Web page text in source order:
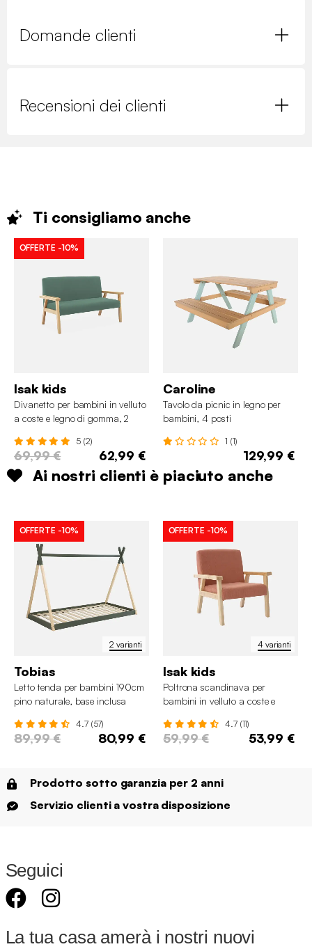
Domande clienti
Recensioni dei clienti
Ti consigliamo anche
OFFERTE -10%
Isak kids
Divanetto per bambini in velluto
a coste e legno di gomma, 2
5 (2)
69,99 € 62,99 €
Caroline
Tavolo da picnic in legno per
bambini, 4 posti
1 (1)
129,99 €
Ai nostri clienti è piaciuto anche
2 varianti
OFFERTE -10%
Tobias
Letto tenda per bambini 190cm
pino naturale, base inclusa
4.7 (57)
89,99 € 80,99 €
4 varianti
OFFERTE -10%
Isak kids
Poltrona scandinava per
bambini in velluto a coste e
4.7 (11)
59,99 € 53,99 €
Prodotto sotto garanzia per 2 anni
Servizio clienti a vostra disposizione
Seguici
La tua casa amerà i nostri nuovi